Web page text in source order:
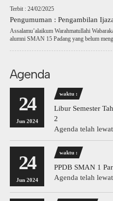
Terbit : 24/02/2025
Pengumuman : Pengambilan
Assalamu’alaikum Warahmatullahi
alumni SMAN 15 Padang yang belum
Agenda
24
Jun 2024
waktu :
Libur Semester
2
Agenda telah lewat
24
Jun 2024
waktu :
PPDB SMAN 1
Agenda telah lewat